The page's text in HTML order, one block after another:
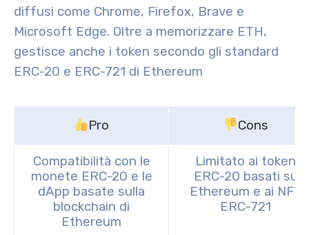
diffusi come Chrome, Firefox, Brave e
Microsoft Edge. Oltre a memorizzare ETH,
gestisce anche i token secondo gli standard
ERC-20 e ERC-721 di Ethereum
Pro Cons
Compatibilità con le
monete ERC-20 e le
dApp basate sulla
blockchain di
Ethereum
Limitato ai token
ERC-20 basati su
Ethereum e ai NFT
ERC-721